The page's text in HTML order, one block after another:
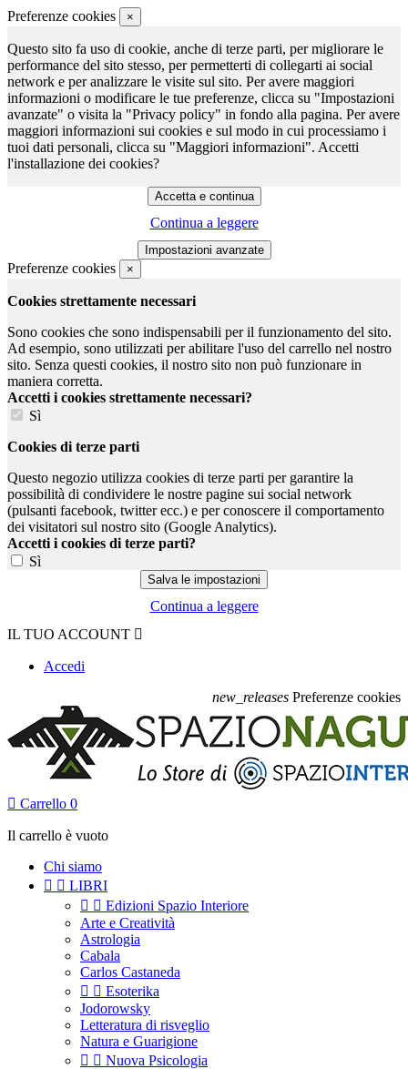
Preferenze cookies ×
Questo sito fa uso di cookie, anche di terze parti, per migliorare le
performance del sito stesso, per permetterti di collegarti ai social
network e per analizzare le visite sul sito. Per avere maggiori
informazioni o modificare le tue preferenze, clicca su "Impostazioni
avanzate" o visita la "Privacy policy" in fondo alla pagina. Per avere
maggiori informazioni sui cookies e sul modo in cui processiamo i
tuoi dati personali, clicca su "Maggiori informazioni". Accetti
l'installazione dei cookies?
Continua a leggere
Preferenze cookies ×
Cookies strettamente necessari
Sono cookies che sono indispensabili per il funzionamento del sito.
Ad esempio, sono utilizzati per abilitare l'uso del carrello nel nostro
sito. Senza questi cookies, il nostro sito non può funzionare in
maniera corretta.
Accetti i cookies strettamente necessari?
Sì
Cookies di terze parti
Questo negozio utilizza cookies di terze parti per garantire la
possibilità di condividere le nostre pagine sui social network
(pulsanti facebook, twitter ecc.) e per conoscere il comportamento
dei visitatori sul nostro sito (Google Analytics).
Accetti i cookies di terze parti?
Sì
Continua a leggere
IL TUO ACCOUNT 
Accedi
new_releases Preferenze cookies
 Carrello 0
Il carrello è vuoto
Chi siamo
  LIBRI
  Edizioni Spazio Interiore
Arte e Creatività
Astrologia
Cabala
Carlos Castaneda
  Esoterika
Jodorowsky
Letteratura di risveglio
Natura e Guarigione
  Nuova Psicologia